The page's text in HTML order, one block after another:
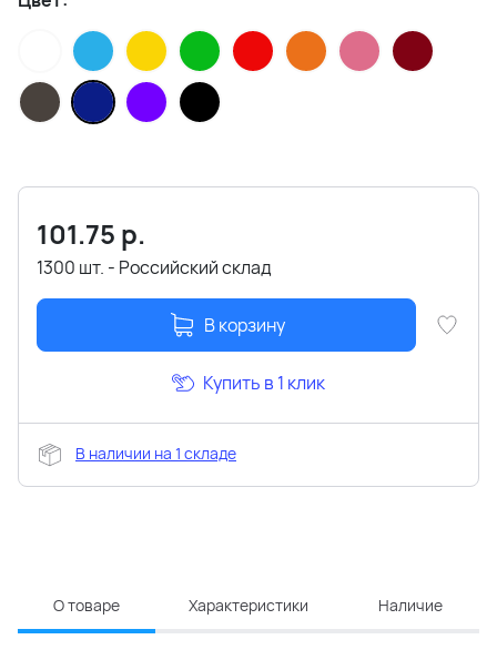
101.75 р.
1300 шт. - Российский склад
В корзину
Купить в 1 клик
В наличии на 1 складе
О товаре Характеристики Наличие